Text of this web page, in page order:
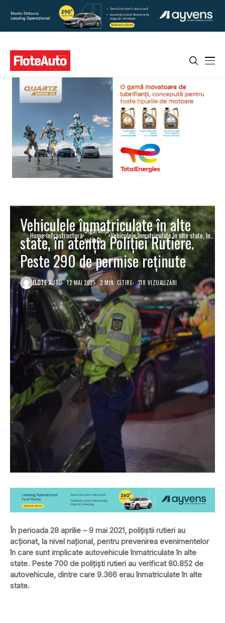
Home Infrastructură Siguranţă
rutieră
Vehiculele înmatriculate în alte state, în
atenția Poliției Rutiere. Peste 290 de
permise reținute
Vehiculele înmatriculate în alte
state, în atenția Poliției Rutiere.
Peste 290 de permise reținute
FLOTE AUTO 12 MAI 2021 2 MIN. CITIRE 318 VIZUALIZĂRI
În perioada 28 aprilie – 9 mai 2021, polițiștii rutieri au
acționat, la nivel național, pentru prevenirea evenimentelor
în care sunt implicate autovehicule înmatriculate în alte
state. Peste 700 de polițiști rutieri au verificat 80.852 de
autovehicule, dintre care 9.366 erau înmatriculate în alte
state.